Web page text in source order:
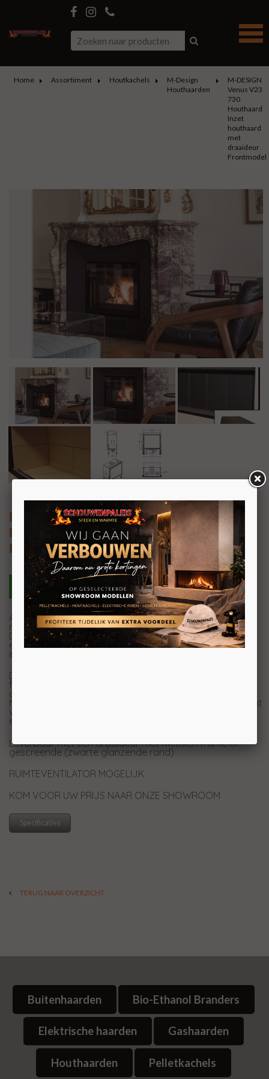
Home Assortiment Houtkachels
M-Design
Houthaarden
M-DESIGN
Venus V23
730
Houthaard
Inzet
houthaard
met
draaideur
Frontmodel
M-DESIGN Venus V23 730 Houthaard
Inzet houthaard met draaideur
Frontmodel
Als u zoekt naar een inbouwhaard die een statement
maakt, dan is de Venus 730 precies wat u nodig heeft.
Deze houthaard biedt een perfecte mix van design en
efficiënte verwarming. Het model is eenvoudig te
installeren en past naadloos in uw haardwand.
De Venus 730 beschikt over een draaideur met metalen
frame óf gescreende (zwarte glanzende rand) glazen
deur. Daarnaast kunt u ook opteren voor een ventilator.
Met een vermogen van 3 tot 11 kilowatt en een rendement
van 83,3%, biedt deze haard de ideale balans tussen
effectieve warmte en comfort.
Leverbaar met een draaideur met metalen frame óf
gescreende (zwarte glanzende rand)
RUIMTEVENTILATOR MOGELIJK
KOM VOOR UW PRIJS NAAR ONZE SHOWROOM
Specificaties
TERUG NAAR OVERZICHT
Buitenhaarden Bio-Ethanol Branders
Elektrische haarden Gashaarden
Houthaarden Pelletkachels